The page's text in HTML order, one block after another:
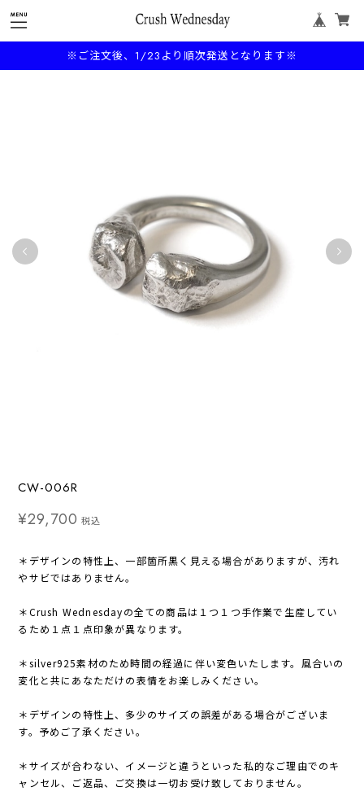
※ご注文後、1/23より順次発送となります※
CW-006R
¥29,700 税込
＊デザインの特性上、一部箇所黒く見える場合がありますが、汚れ
やサビではありません。
＊Crush Wednesdayの全ての商品は１つ１つ手作業で生産してい
るため１点１点印象が異なります。
＊silver925素材のため時間の経過に伴い変色いたします。風合いの
変化と共にあなただけの表情をお楽しみください。
＊デザインの特性上、多少のサイズの誤差がある場合がございま
す。予めご了承ください。
＊サイズが合わない、イメージと違うといった私的なご理由でのキ
ャンセル、ご返品、ご交換は一切お受け致しておりません。